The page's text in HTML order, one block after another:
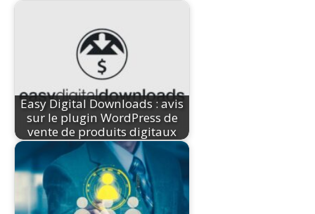
Easy Digital Downloads : avis
sur le plugin WordPress de
vente de produits digitaux